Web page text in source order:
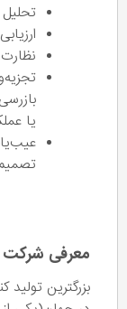
تحلیل
یا
معرفی شرکت
بزرگترین